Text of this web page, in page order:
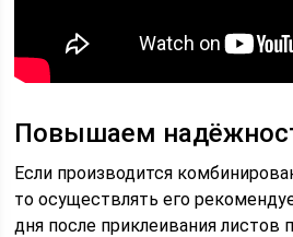
Повышаем
Если производится
то осуществлять его
дня после приклеивания листов